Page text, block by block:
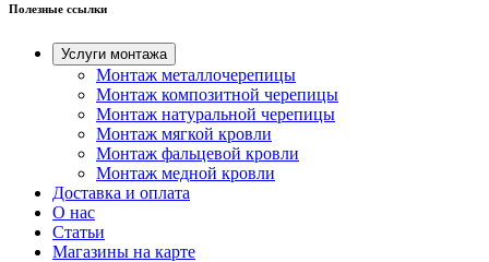
Полезные ссылки
Услуги монтажа
Монтаж металлочерепицы
Монтаж композитной черепицы
Монтаж натуральной черепицы
Монтаж мягкой кровли
Монтаж фальцевой кровли
Монтаж медной кровли
Доставка и оплата
О нас
Cтатьи
Магазины на карте